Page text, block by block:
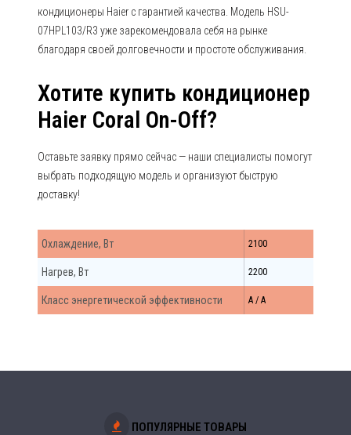
кондиционеры Haier с гарантией качества. Модель HSU-
07HPL103/R3 уже зарекомендовала себя на рынке
благодаря своей долговечности и простоте обслуживания.
Хотите купить кондиционер
Haier Coral On-Off?
Оставьте заявку прямо сейчас — наши специалисты помогут
выбрать подходящую модель и организуют быструю
доставку!
Охлаждение, Вт 2100
Нагрев, Вт 2200
Класс энергетической эффективности A / A
ПОПУЛЯРНЫЕ ТОВАРЫ